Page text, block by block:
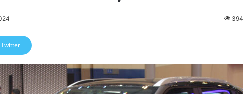
394
Twitter